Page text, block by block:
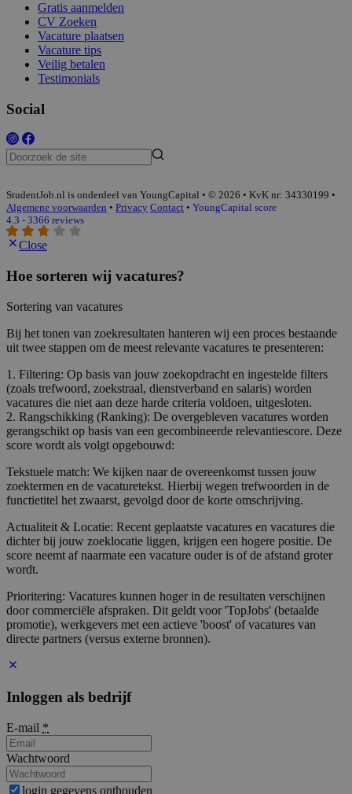
Gratis aanmelden
CV Zoeken
Vacature plaatsen
Vacature tips
Veilig betalen
Testimonials
Social
StudentJob.nl is onderdeel van YoungCapital • © 2026 • KvK nr: 34330199 •
Algemene voorwaarden • Privacy Contact • YoungCapital score
4.3 - 3366 reviews
Close
Hoe sorteren wij vacatures?
Sortering van vacatures
Bij het tonen van zoekresultaten hanteren wij een proces bestaande
uit twee stappen om de meest relevante vacatures te presenteren:
1. Filtering: Op basis van jouw zoekopdracht en ingestelde filters
(zoals trefwoord, zoekstraal, dienstverband en salaris) worden
vacatures die niet aan deze harde criteria voldoen, uitgesloten.
2. Rangschikking (Ranking): De overgebleven vacatures worden
gerangschikt op basis van een gecombineerde relevantiescore. Deze
score wordt als volgt opgebouwd:
Tekstuele match: We kijken naar de overeenkomst tussen jouw
zoektermen en de vacaturetekst. Hierbij wegen trefwoorden in de
functietitel het zwaarst, gevolgd door de korte omschrijving.
Actualiteit & Locatie: Recent geplaatste vacatures en vacatures die
dichter bij jouw zoeklocatie liggen, krijgen een hogere positie. De
score neemt af naarmate een vacature ouder is of de afstand groter
wordt.
Prioritering: Vacatures kunnen hoger in de resultaten verschijnen
door commerciële afspraken. Dit geldt voor 'TopJobs' (betaalde
promotie), werkgevers met een actieve 'boost' of vacatures van
directe partners (versus externe bronnen).
Inloggen als bedrijf
E-mail *
Wachtwoord
login gegevens onthouden